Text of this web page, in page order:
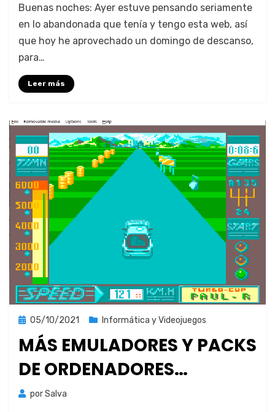
Bue­nas noches: Ayer estuve pen­san­do seri­amente
en lo aban­don­a­da que tenía y ten­go esta web, así
que hoy he aprovecha­do un domin­go de des­can­so,
para…
Leer más
Publicada
05/10/2021 Informática y Videojuegos
MÁS EMULADORES Y PACKS
DE ORDENADORES…
porSalva